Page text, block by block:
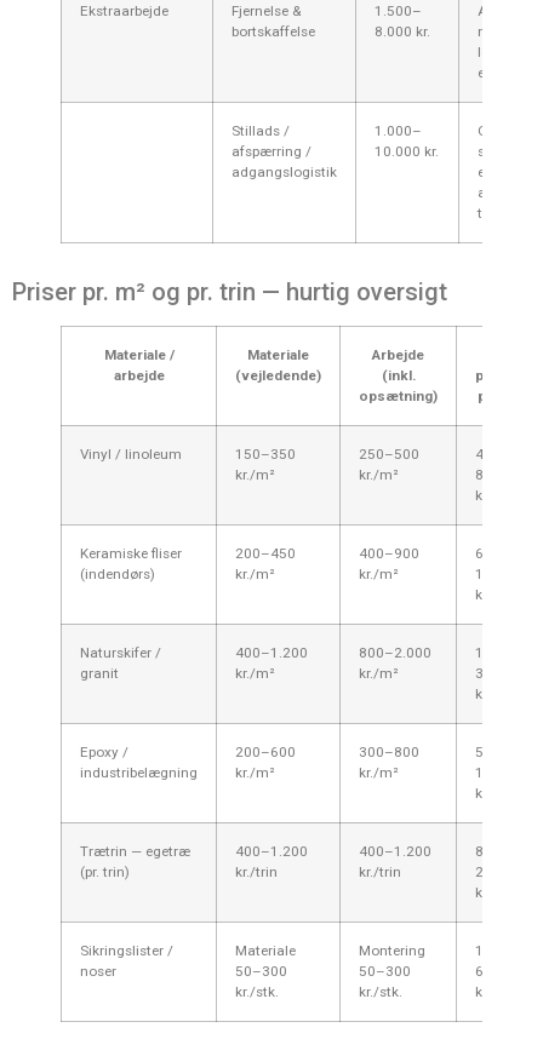
Ekstraarbejde
Fjernelse &
bortskaffelse
1.500–
8.000 kr.
mængde,
løft og
Stillads /
afspærring /
adgangslogistik
1.000–
10.000 kr.
Ofte
større
eller ved
trapper i
Priser pr. m² og pr. trin — hurtig oversigt
Materiale /
arbejde
Materiale
(vejledende)
Arbejde
(inkl.
opsætning)
pr. m² /
pr. trin
Vinyl / linoleum
150–350
kr./m²
250–500
kr./m²
400–
850
kr./m²
Keramiske fliser
(indendørs)
200–450
kr./m²
400–900
kr./m²
600–
1.350
kr./m²
Naturskifer /
granit
400–1.200
kr./m²
800–2.000
kr./m²
1.200–
3.200
kr./m²
Epoxy /
industribelægning
200–600
kr./m²
300–800
kr./m²
500–
1.400
kr./m²
Trætrin — egetræ
(pr. trin)
400–1.200
kr./trin
400–1.200
kr./trin
800–
2.400
kr./trin
Sikringslister /
noser
Materiale
50–300
kr./stk.
Montering
50–300
kr./stk.
100–
600
kr./stk.